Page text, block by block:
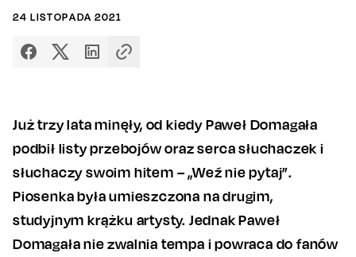
24 LISTOPADA 2021
Już trzy lata minęły, od kiedy Paweł Domagała
podbił listy przebojów oraz serca słuchaczek i
słuchaczy swoim hitem – „Weź nie pytaj”.
Piosenka była umieszczona na drugim,
studyjnym krążku artysty. Jednak Paweł
Domagała nie zwalnia tempa i powraca do fanów